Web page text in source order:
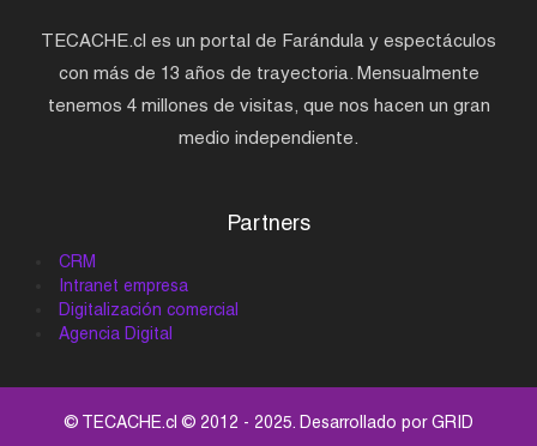
TECACHE.cl es un portal de Farándula y espectáculos
con más de 13 años de trayectoria. Mensualmente
tenemos 4 millones de visitas, que nos hacen un gran
medio independiente.
Partners
CRM
Intranet empresa
Digitalización comercial
Agencia Digital
© TECACHE.cl © 2012 - 2025. Desarrollado porGRID